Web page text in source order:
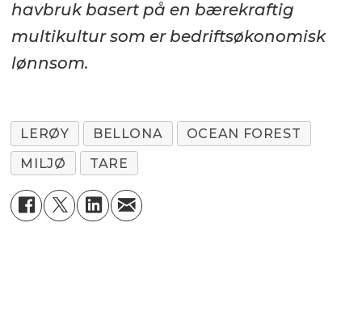
havbruk basert på en bærekraftig
multikultur som er bedriftsøkonomisk
lønnsom.
LERØY BELLONA
OCEAN FOREST
MILJØ
TARE